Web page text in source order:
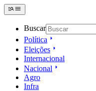
Buscar
Política
Eleições
Internacional
Nacional
Agro
Infra